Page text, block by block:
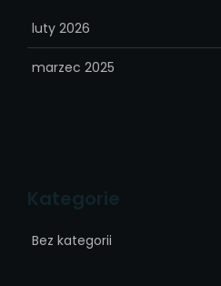
luty 2026
marzec 2025
Kategorie
Bez kategorii